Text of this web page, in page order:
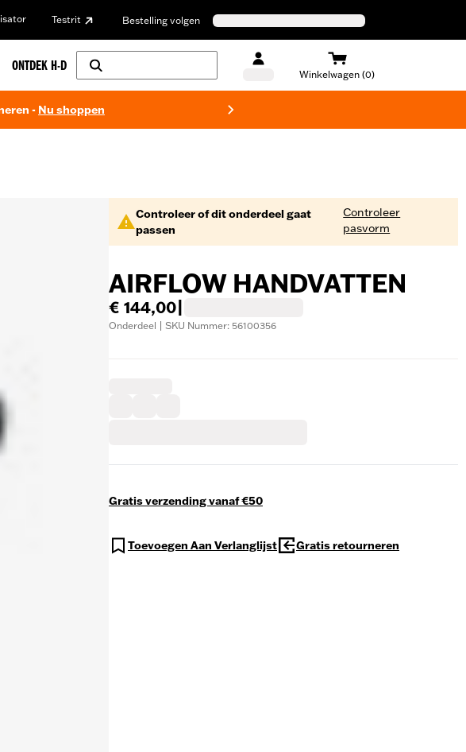
Testrit Bestelling volgen
ONTDEK H-D
Winkelwagen (0)
- Nu shoppen
Controleer of dit onderdeel gaat
passen
Controleer
pasvorm
AIRFLOW HANDVATTEN
€ 144,00
Onderdeel | SKU Nummer: 56100356
Gratis verzending vanaf €50
Toevoegen Aan Verlanglijst Gratis retourneren